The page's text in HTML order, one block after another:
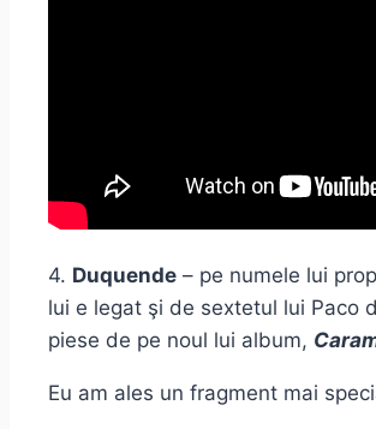
4. Duquende – pe numele lui
lui e legat şi de sextetul lui Paco
piese de pe noul lui album,
Eu am ales un fragment mai